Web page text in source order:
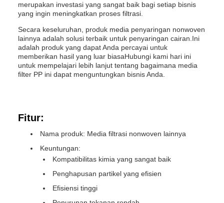
merupakan investasi yang sangat baik bagi setiap bisnis
yang ingin meningkatkan proses filtrasi.
Secara keseluruhan, produk media penyaringan nonwoven
lainnya adalah solusi terbaik untuk penyaringan cairan.Ini
adalah produk yang dapat Anda percayai untuk
memberikan hasil yang luar biasaHubungi kami hari ini
untuk mempelajari lebih lanjut tentang bagaimana media
filter PP ini dapat menguntungkan bisnis Anda.
Fitur:
Nama produk: Media filtrasi nonwoven lainnya
Keuntungan:
Kompatibilitas kimia yang sangat baik
Penghapusan partikel yang efisien
Efisiensi tinggi